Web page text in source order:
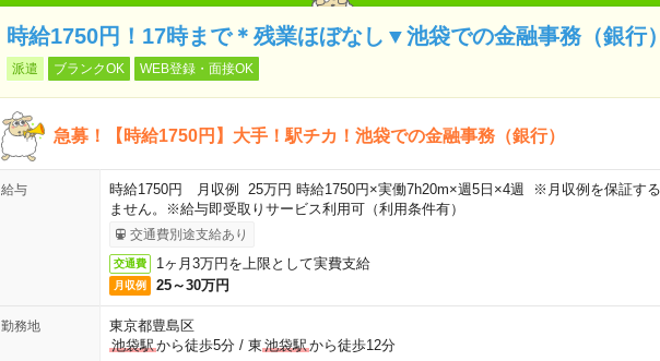
時給1750円！17時まで＊残業ほぼなし▼池袋での金融事務（銀行）
派遣 ブランクOK WEB登録・面接OK
急募！【時給1750円】大手！駅チカ！池袋での金融事務（銀行）
給与
時給1750円 月収例 25万円 時給1750円×実働7h20m×週5日×4週 ※月収例を保証する
ません。※給与即受取りサービス利用可（利用条件有）
交通費別途支給あり
交通費 1ヶ月3万円を上限として実費支給
月収例 25～30万円
勤務地
東京都豊島区
池袋駅から徒歩5分/ 東池袋駅から徒歩12分